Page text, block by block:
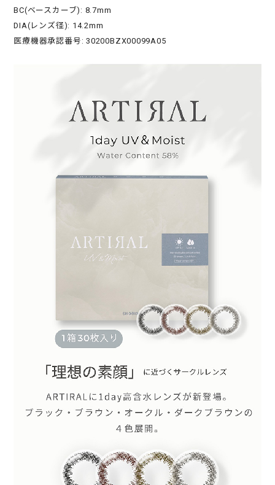
BC(ベースカーブ): 8.7mm
DIA(レンズ径): 14.2mm
医療機器承認番号: 30200BZX00099A05